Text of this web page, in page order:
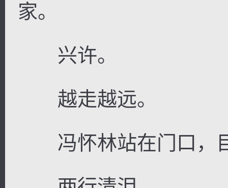
家。
兴许。
越走越远。
冯怀林站在门口，